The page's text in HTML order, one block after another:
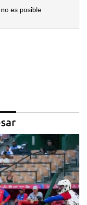
es posible